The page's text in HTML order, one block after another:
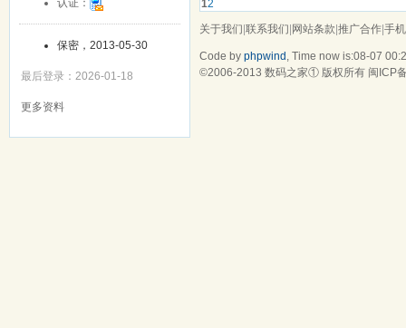
认证：
保密，2013-05-30
最后登录：2026-01-18
更多资料
老婆说：“莫问回报，拆东
更多操作
最近登录:
12
关于我们|联系我们|网站条款|推广合作|手
Code by phpwind, Time now is:08-07
©2006-2013 数码之家① 版权所有 闽ICP